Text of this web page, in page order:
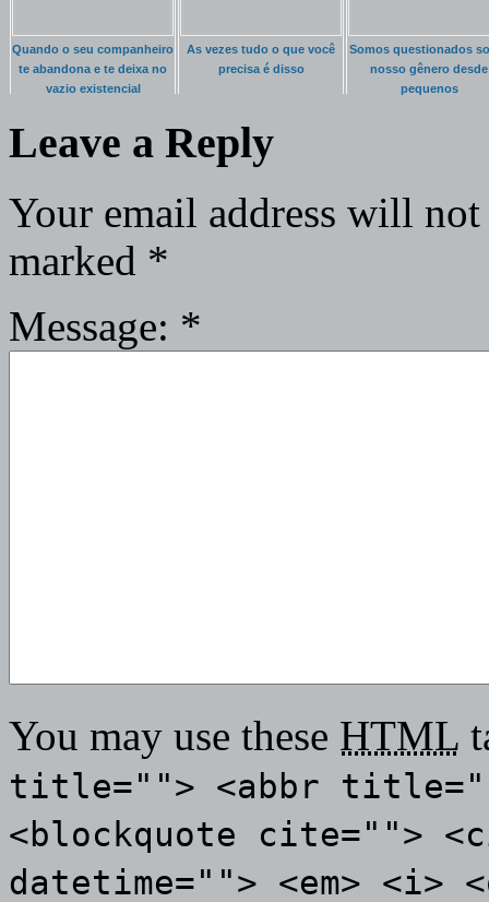
Quando o seu companheiro
te abandona e te deixa no
vazio existencial
As vezes tudo o que você
precisa é disso
Somos questionados
nosso gênero desde
pequenos
Leave a Reply
Your email address will
marked *
Message: *
You may use these HTML
title=""> <abbr
<blockquote cite="">
datetime=""> <em> <i>